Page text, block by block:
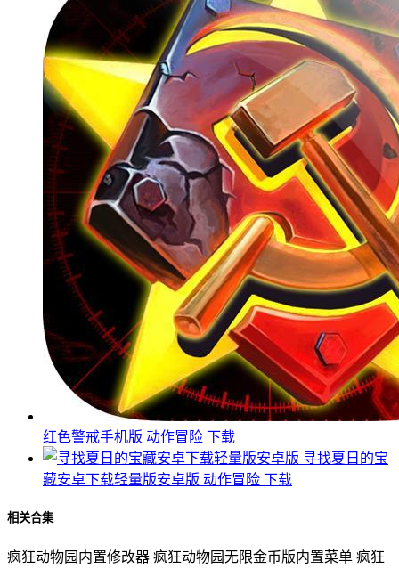
红色警戒手机版 动作冒险 下载
寻找夏日的宝
藏安卓下载轻量版安卓版 动作冒险 下载
相关合集
疯狂动物园内置修改器 疯狂动物园无限金币版内置菜单 疯狂